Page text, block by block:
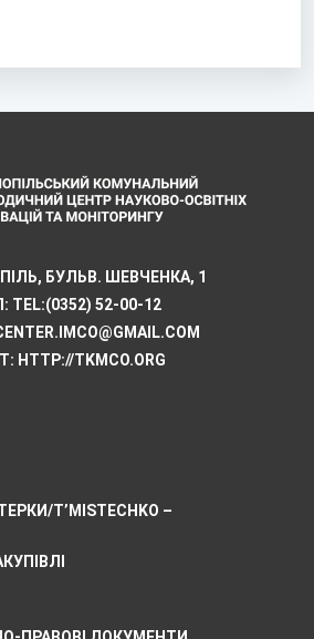
БУЛЬВ. ШЕВЧЕНКА, 1
TEL:(0352) 52-00-12
HTTP://TKMCО.ORG
T’MISTECHKO –